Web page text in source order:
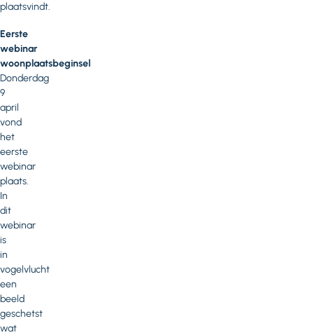
plaatsvindt.
Eerste
webinar
woonplaatsbeginsel
Donderdag
9
april
vond
het
eerste
webinar
plaats.
In
dit
webinar
is
in
vogelvlucht
een
beeld
geschetst
wat